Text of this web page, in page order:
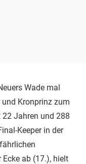
Wade mal
Kronprinz zum
Jahren und 288
Keeper in der
ab (17.), hielt